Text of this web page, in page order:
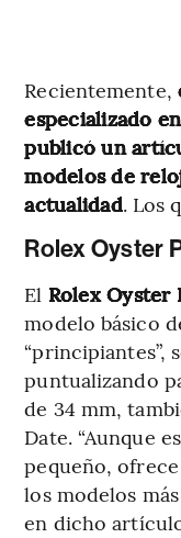
Recientemente,
especializado
publicó un
modelos de
actualidad. Los
Rolex Oyster
El Rolex Oyster
modelo básico
“principiantes”,
puntualizando
de 34 mm,
Date. “Aunque
pequeño,
los modelos
en dicho